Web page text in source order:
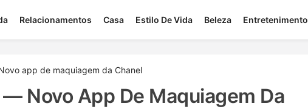
Relacionamentos Casa Estilo De Vida Beleza Entretenimento
app de maquiagem da Chanel
Novo App De Maquiagem Da